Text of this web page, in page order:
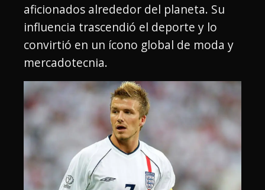
aficionados alrededor del planeta. Su
influencia trascendió el deporte y lo
convirtió en un ícono global de moda y
mercadotecnia.